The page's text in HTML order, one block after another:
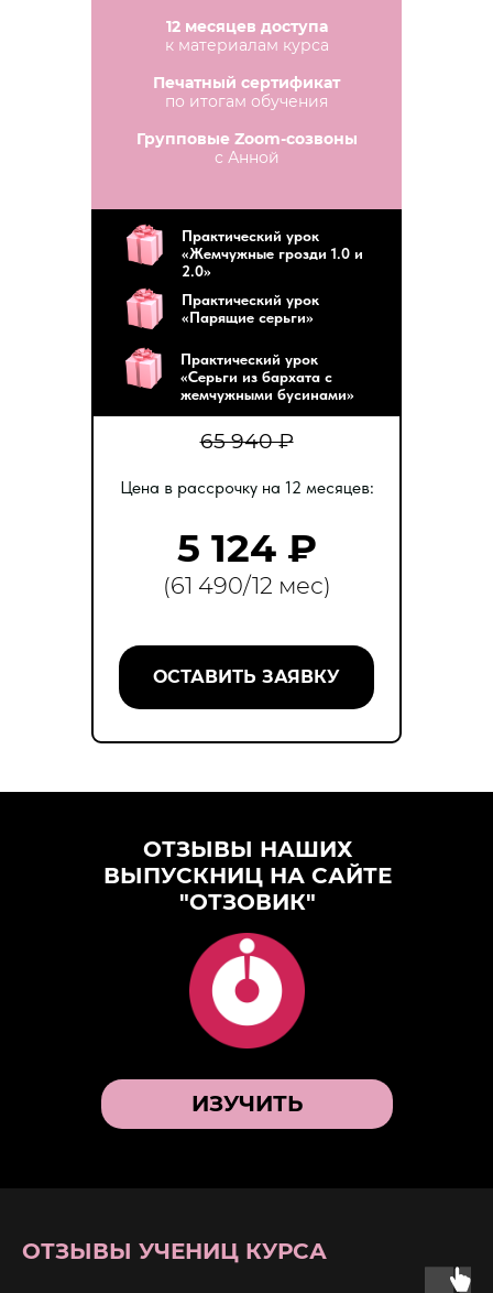
5 124 ₽
(61 490/12 мес)
65 940 ₽
ОСТАВИТЬ ЗАЯВКУ
Цена в рассрочку на 12 месяцев:
Практический урок
«Парящие серьги»
Практический урок
«Серьги из бархата с
жемчужными бусинами»
Практический урок
«Жемчужные грозди 1.0 и
2.0»
12 месяцев доступа
к материалам курса
Печатный сертификат
по итогам обучения
Групповые Zoom-созвоны
с Анной
ИЗУЧИТЬ
ОТЗЫВЫ НАШИХ
ВЫПУСКНИЦ НА САЙТЕ
"ОТЗОВИК"
ОТЗЫВЫ УЧЕНИЦ КУРСА